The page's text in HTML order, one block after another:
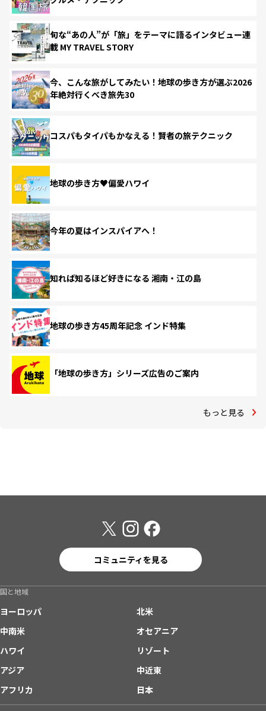
旬な“あの人”が「旅」をテーマに語るインタビュー連
載 MY TRAVEL STORY
今、こんな旅がしてみたい！地球の歩き方が選ぶ2026
年絶対行くべき旅先30
コスパもタイパもかなえる！賢者の旅テクニック
地球の歩き方♥偏愛ハワイ
今年の夏はインスパイアへ！
知れば知るほど好きになる 湘南・江の島
地球の歩き方45周年記念 インド特集
「地球の歩き方」シリーズ広告のご案内
もっと見る
コミュニティを見る
国と地域
ヨーロッパ
北米
中南米
オセアニア
ハワイ
リゾート
アジア
中近東
アフリカ
日本